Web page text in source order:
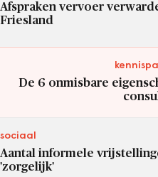
Afspraken vervoer
Friesland
De 6 onmisbare
sociaal
Aantal informele
'zorgelijk'